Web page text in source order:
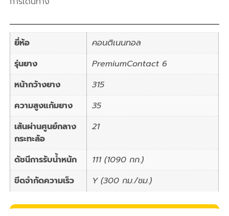
ยี่ห้อ
คอนติเนนทอล
รุ่นยาง
PremiumContact 6
หน้ากว้างยาง
315
ความสูงแก้มยาง
35
เส้นผ่านศูนย์กลาง
กระทะล้อ
21
ดัชนีการรับน้ำหนัก
111 (1090 กก.)
ขีดจำกัดความเร็ว
Y (300 กม./ชม.)